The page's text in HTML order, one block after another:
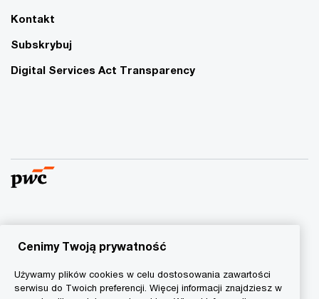
Kontakt
Subskrybuj
Digital Services Act Transparency
© 2015 - 2026 PwC. Wszelkie prawa zastrzeżone. Nazwa
PwC odnosi się do firm wchodzących w skład sieci PwC, z
informacji na stroniewww.pwc.com/structure.
Cenimy Twoją prywatność
Używamy plików cookies w celu dostosowania zawartości
serwisu do Twoich preferencji. Więcej informacji znajdziesz w